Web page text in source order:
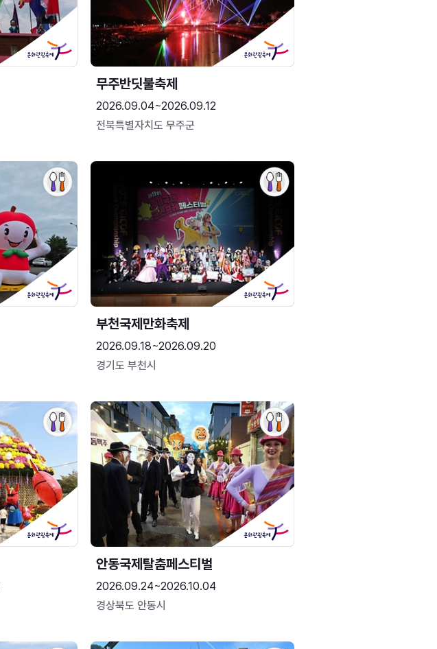
무주반딧불축제
2026.09.04~2026.09.12
전북특별자치도 무주군
부천국제만화축제
2026.09.18~2026.09.20
경기도 부천시
안동국제탈춤페스티벌
2026.09.24~2026.10.04
경상북도 안동시